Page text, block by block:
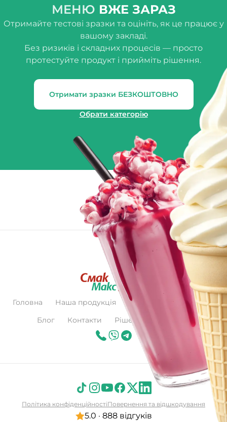
МЕНЮ ВЖЕ ЗАРАЗ
Отримайте тестові зразки та оцініть, як це працює у
вашому закладі.
Без ризиків і складних процесів — просто
протестуйте продукт і прийміть рішення.
Отримати зразки БЕЗКОШТОВНО
Обрати категорію
Головна Наша продукція Про нас
Сертифікат
Блог
Контакти Рішення для бізнесу
5.0 · 888 відгуків
Політика конфіденційностіПовернення та відшкодування